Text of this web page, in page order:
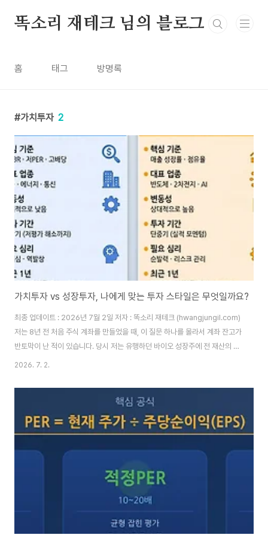
똑소리 재테크 님의 블로그
홈 태그 방명록
가치투자 2
가치투자 vs 성장투자, 나에게 맞는 투자 스타일은 무엇일까요?
최종 업데이트 : 2026년 7월 2일 저자 : 똑소리 재테크 (hwangjungil.com)
저는 8년 전 처음 주식 계좌를 만들었을 때, 이 질문 하나를 몰라서 계좌 잔고가
반토막이 난 적이 있습니다. 당시 저는 유행하던 바이오 성장주에 전 재산의 절
반을 넣었고, 6개월 만에 -48%라는 숫자를 눈으로 확인해야 했습니다. 그 이
으로 주식을 샀기 때문입니다.많은 초보 투자자들이 저와 같은 실수를 반복합
니다. 가치투자와 성장투자라는 용어는 들어봤지만, 정작 두 스타일의 차이를
정확히 이해하지 못한 채 투자를 시작합니다. 그래서 시장이 흔들릴 때마다 원
칙 없이 흔들리고, 결국 손실을 확정 짓는 매도 버튼을 누르게 됩니다.투자 스
2026. 7. 2.